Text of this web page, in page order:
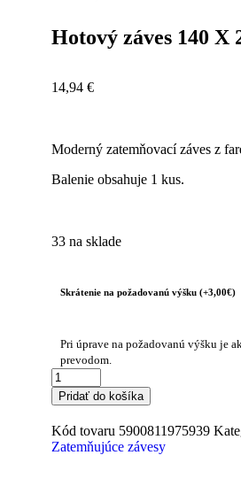
Hotový záves 140
14,94 €
Moderný zatemňovací záves z
Balenie obsahuje 1 kus.
33 na sklade
Skrátenie na požadovanú výšku (+3,00€)
Pri úprave na požadovanú výšku je
prevodom.
Pridať do košíka
Kód tovaru 5900811975939
Zatemňujúce závesy